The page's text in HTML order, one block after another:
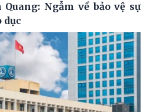
Ngẫm về bảo vệ sự
dục